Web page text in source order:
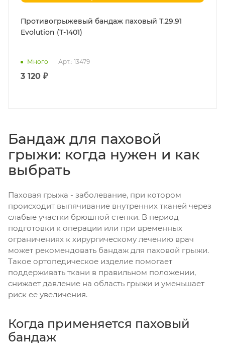
Противогрыжевый бандаж паховый Т.29.91
Evolution (Т-1401)
Много Арт.: 13479
3 120 ₽
Бандаж для паховой
грыжи: когда нужен и как
выбрать
Паховая грыжа - заболевание, при котором
происходит выпячивание внутренних тканей через
слабые участки брюшной стенки. В период
подготовки к операции или при временных
ограничениях к хирургическому лечению врач
может рекомендовать бандаж для паховой грыжи.
Такое ортопедическое изделие помогает
поддерживать ткани в правильном положении,
снижает давление на область грыжи и уменьшает
риск ее увеличения.
Когда применяется паховый
бандаж